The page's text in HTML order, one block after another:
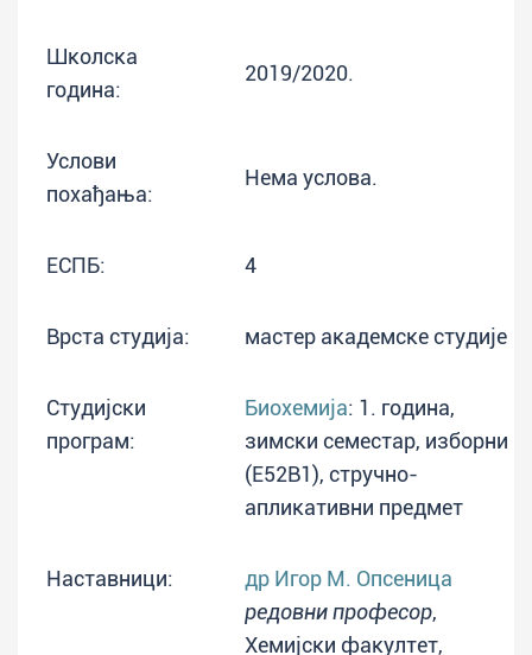
Школска
година:
2019/2020.
Услови
похађања:
Нема услова.
ЕСПБ: 4
Врста студија: мастер академске студије
Студијски
програм:
Биохемија: 1. година,
зимски семестар, изборни
(E52B1), стручно-
апликативни предмет
Наставници:
др Игор М. Опсеница
редовни професор,
Хемијски факултет,